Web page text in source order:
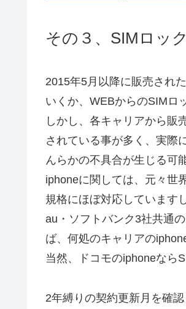
その３、SIMロッ
2015年5月以降に販売され
いくか、WEBからのSIMロ
しかし、各キャリアから販
されている事が多く、実際
んらかの不具合が生じる可
iphoneに関しては、元々世
規格にほぼ対応しています
au・ソフトバンク3社共通
ば、何処のキャリアの
当然、ドコモのiphoneなら
2年縛りの契約更新月を確認